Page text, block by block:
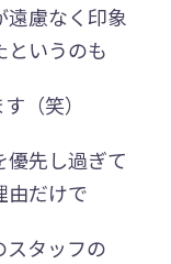
遠慮なく印象
というのも
（笑）
先し過ぎて
由だけで
スタッフの